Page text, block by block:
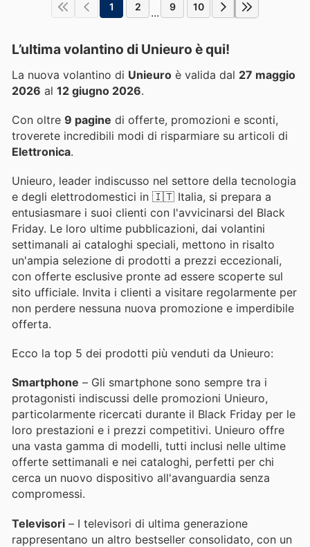
1 2 ... 9 10
L’ultima volantino di Unieuro è qui!
La nuova volantino di Unieuro è valida dal 27 maggio
2026 al 12 giugno 2026.
Con oltre 9 pagine di offerte, promozioni e sconti,
troverete incredibili modi di risparmiare su articoli di
Elettronica.
Unieuro, leader indiscusso nel settore della tecnologia
e degli elettrodomestici in 🇮🇹 Italia, si prepara a
entusiasmare i suoi clienti con l'avvicinarsi del Black
Friday. Le loro ultime pubblicazioni, dai volantini
settimanali ai cataloghi speciali, mettono in risalto
un'ampia selezione di prodotti a prezzi eccezionali,
con offerte esclusive pronte ad essere scoperte sul
sito ufficiale. Invita i clienti a visitare regolarmente per
non perdere nessuna nuova promozione e imperdibile
offerta.
Ecco la top 5 dei prodotti più venduti da Unieuro:
Smartphone – Gli smartphone sono sempre tra i
protagonisti indiscussi delle promozioni Unieuro,
particolarmente ricercati durante il Black Friday per le
loro prestazioni e i prezzi competitivi. Unieuro offre
una vasta gamma di modelli, tutti inclusi nelle ultime
offerte settimanali e nei cataloghi, perfetti per chi
cerca un nuovo dispositivo all'avanguardia senza
compromessi.
Televisori – I televisori di ultima generazione
rappresentano un altro bestseller consolidato, con un